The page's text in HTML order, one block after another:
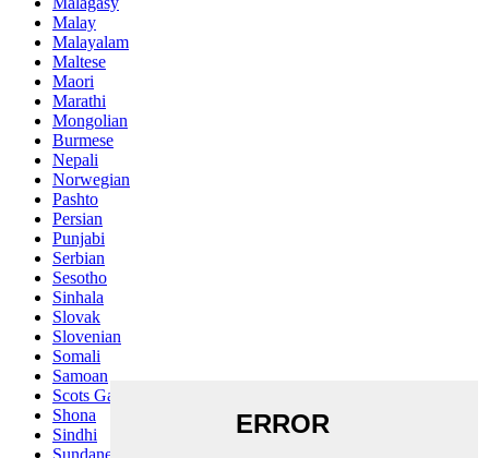
Malay
Malayalam
Maltese
Maori
Marathi
Mongolian
Burmese
Nepali
Norwegian
Pashto
Persian
Punjabi
Serbian
Sesotho
Sinhala
Slovak
Slovenian
Somali
Samoan
Scots Gaelic
Shona
Sindhi
Sundanese